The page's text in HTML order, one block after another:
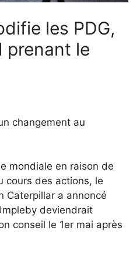
les PDG,
prenant le
changement au
mondiale en raison de
cours des actions, le
Caterpillar a annoncé
deviendrait
conseil le 1er mai après